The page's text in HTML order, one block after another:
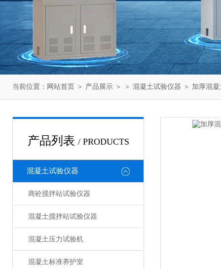
当前位置： 网站首页 ＞ 产品展示 ＞ ＞ 混凝土试验仪器 ＞ 加厚混
产品列表 / PRODUCTS
混凝土试验仪器
商砼搅拌站试验仪器
混凝土搅拌站试验仪器
混凝土压力试验机
混凝土标准养护室